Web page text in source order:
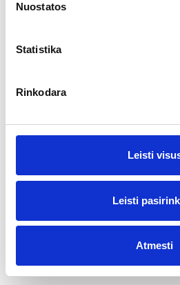
Nuostatos
Statistika
Rinkodara
Leisti
Leisti
Atmesti
2022-ųjų „Haut-Brion“ ir
Su kilmės nuoroda Pessac Leognan
raudonieji vynai. 2022 m. derliaus
vaisiški. Lietingą 2022 m. žiemą
Anksčiau nei įprasta pašildžius
rugpjūčio karščio bangos, uogos
© 2017 Visos teisės
Sukurta